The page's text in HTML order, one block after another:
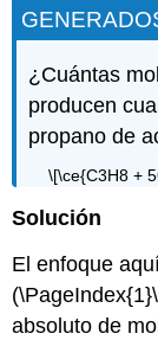
¿Cuántas
producen
propano de
\[\ce{C3H8 +
Solución
El enfoque
absoluto de